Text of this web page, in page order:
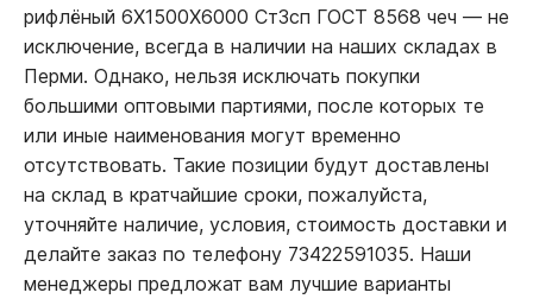
рифлёный 6Х1500Х6000 Ст3сп ГОСТ 8568 чеч — не
исключение, всегда в наличии на наших складах в
Перми. Однако, нельзя исключать покупки
большими оптовыми партиями, после которых те
или иные наименования могут временно
отсутствовать. Такие позиции будут доставлены
на склад в кратчайшие сроки, пожалуйста,
уточняйте наличие, условия, стоимость доставки и
делайте заказ по телефону 73422591035. Наши
менеджеры предложат вам лучшие варианты